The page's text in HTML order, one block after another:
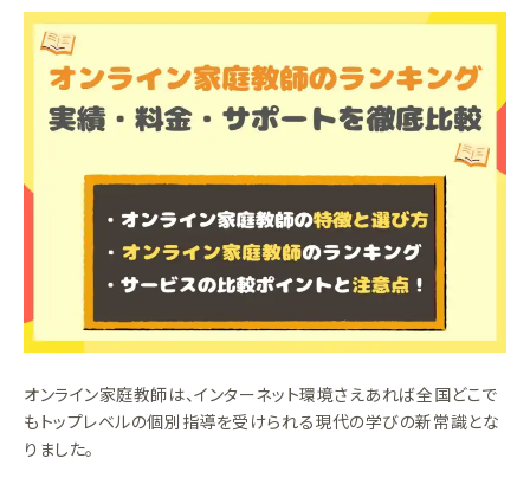
オンライン家庭教師は、インターネット環境さえあれば全国どこで
もトップレベルの個別指導を受けられる現代の学びの新常識とな
りました。